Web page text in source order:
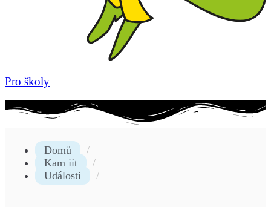
Pro školy
Domů
Kam jít
Události